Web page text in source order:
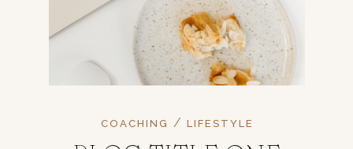
COACHING / LIFESTYLE